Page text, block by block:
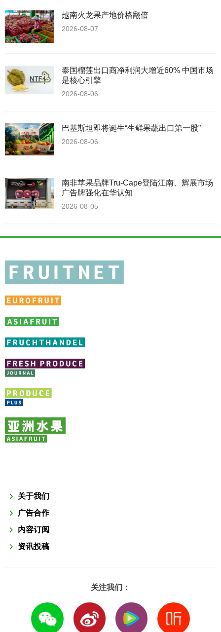
越南火龙果产地价格翻倍
2026-08-07
泰国榴莲出口商净利润大增近60% 中国市场
是核心引擎
2026-08-06
巴基斯坦即将诞生“生鲜果蔬出口第一股”
2026-08-06
南非苹果品牌Tru-Cape登陆江南、辉展市场
广告牌强化在华认知
2026-08-05
关于我们
广告合作
内容订阅
资讯投稿
关注我们：